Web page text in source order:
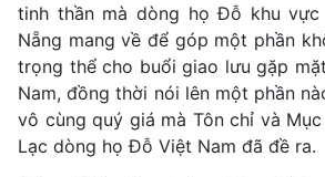
tinh thần mà dòng họ Đỗ khu vực
Nẵng mang về để góp một phần
trọng thể cho buổi giao lưu gặp
Nam, đồng thời nói lên một phần
vô cùng quý giá mà Tôn chỉ và
Lạc dòng họ Đỗ Việt Nam đã đề ra.